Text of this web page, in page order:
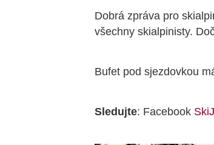
Dobrá zpráva pro
všechny skialpinisty.
Bufet pod sjezdovkou
Sledujte: Facebook